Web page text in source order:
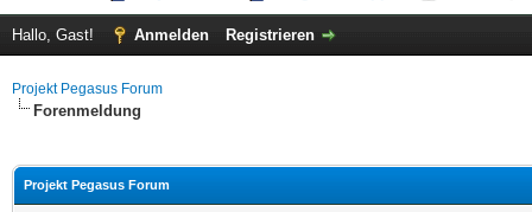
Hallo, Gast! Anmelden Registrieren
Projekt Pegasus Forum
Forenmeldung
Projekt Pegasus Forum